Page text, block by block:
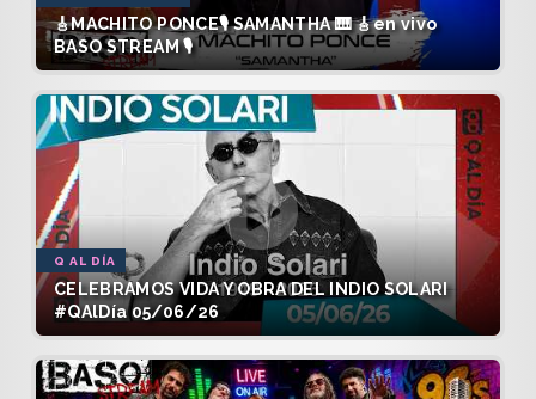
🎸MACHITO PONCE🎙️ SAMANTHA 🎹 🎸en vivo
BASO STREAM 🎙️
Q AL DÍA
CELEBRAMOS VIDA Y OBRA DEL INDIO SOLARI
#QAlDía 05/06/26